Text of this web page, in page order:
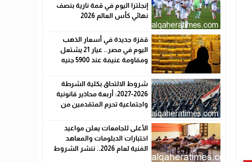
إنجلترا اليوم في قمة نارية بنصف
نهائي كأس العالم 2026
قفزة جديدة في أسعار الذهب
اليوم في مصر.. عيار 21 يشتعل
ومقاومة عنيفة عند 5900 جنيه
شروط الالتحاق بكلية الشرطة
2026-2027: أربعة محاذير قانونية
واجتماعية تحرم المتقدمين من
الأعلى للجامعات يعلن مواعيد
اختبارات الدبلومات والمعاهد
الفنية لعام 2026.. ننشر الشروط